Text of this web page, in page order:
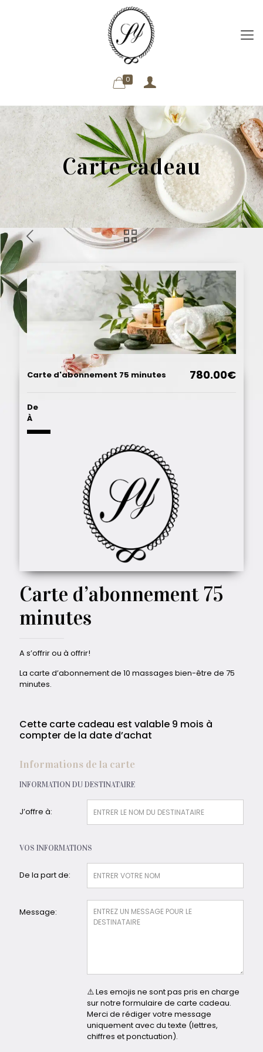
0
Carte cadeau
Carte d'abonnement 75 minutes 780.00€
De
À
Carte d’abonnement 75
minutes
A s’offrir ou à offrir!
La carte d’abonnement de 10 massages bien-être de 75
minutes.
Cette carte cadeau est valable 9 mois à
compter de la date d’achat
Informations de la carte
INFORMATION DU DESTINATAIRE
J’offre à:
VOS INFORMATIONS
De la part de:
Message:
⚠️ Les emojis ne sont pas pris en charge
sur notre formulaire de carte cadeau.
Merci de rédiger votre message
uniquement avec du texte (lettres,
chiffres et ponctuation).